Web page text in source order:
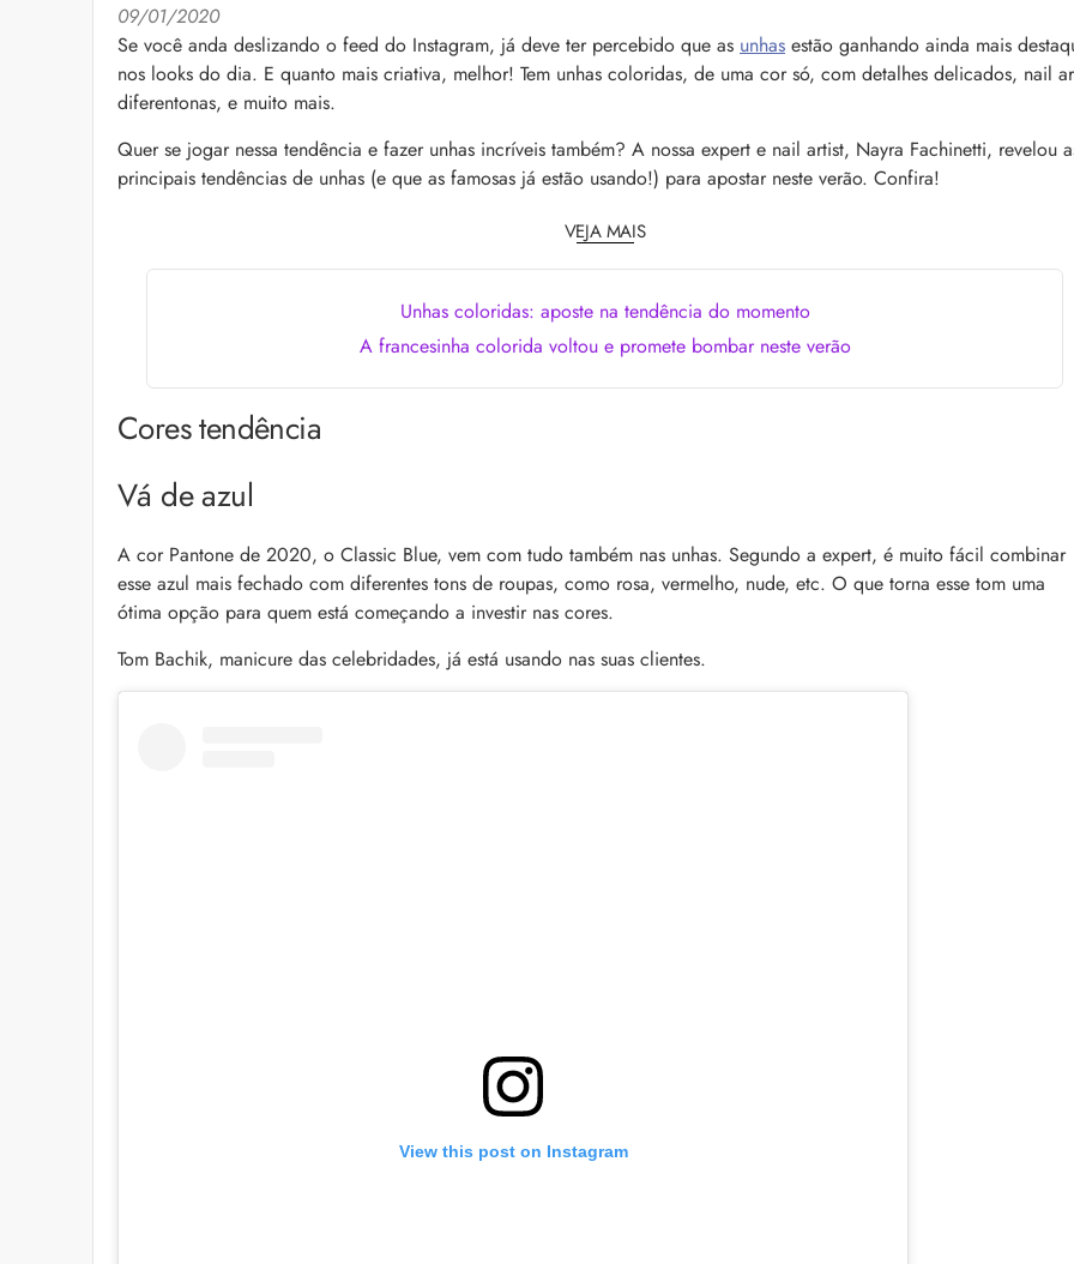
09/01/2020
Se você anda deslizando o feed do Instagram, já deve ter percebido que as unhas estão ganhando ainda mais
nos looks do dia. E quanto mais criativa, melhor! Tem unhas coloridas, de uma cor só, com detalhes delicados, nail
diferentonas, e muito mais.
Quer se jogar nessa tendência e fazer unhas incríveis também? A nossa expert e nail artist, Nayra Fachinetti, revelou
principais tendências de unhas (e que as famosas já estão usando!) para apostar neste verão. Confira!
VEJA MAIS
Unhas coloridas: aposte na tendência do momento
A francesinha colorida voltou e promete bombar neste verão
Cores tendência
Vá de azul
A cor Pantone de 2020, o Classic Blue, vem com tudo também nas unhas. Segundo a expert, é muito fácil combinar
esse azul mais fechado com diferentes tons de roupas, como rosa, vermelho, nude, etc. O que torna esse tom uma
ótima opção para quem está começando a investir nas cores.
Tom Bachik, manicure das celebridades, já está usando nas suas clientes.
View this post on Instagram
Cuidados com a barba: 4 dicas e produtos
O expert Willy Morales revela 5 cuidados com a
Queda de cabelo masculina: causas,
e mais
minimizá-lo. Descubra como, aqui!
Alberto Morillas: 11 fragrâncias icônicas criadas Kérastase Chronologiste: a resposta ao